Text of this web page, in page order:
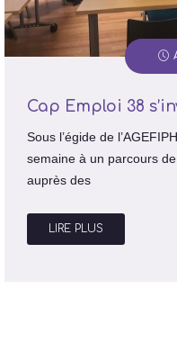
Cap Emploi 38
Sous l’égide de
semaine à un parcours
auprès des
LIRE PLUS